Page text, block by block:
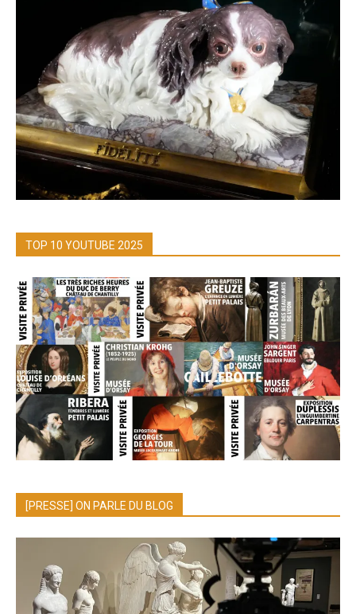
TOP 10 YOUTUBE 2025
[PRESSE] ON PARLE DU BLOG